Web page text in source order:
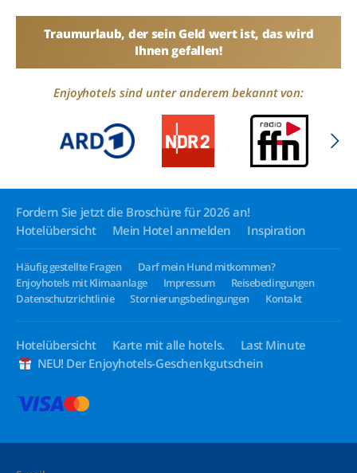
Traumurlaub, der sein Geld wert ist, das wird
Ihnen gefallen!
Enjoyhotels sind unter anderem bekannt von:
Fordern Sie jetzt die Broschüre für 2026 an!
Hotelübersicht
Mein Hotel anmelden Inspiration
Häufig gestellte Fragen
Darf mein Hund mitkommen?
Enjoyhotels mit Klimaanlage
Impressum
Reisebedingungen
Datenschutzrichtlinie
Stornierungsbedingungen Kontakt
Hotelübersicht Karte mit alle hotels.
Last Minute
NEU! Der Enjoyhotels-Geschenkgutschein